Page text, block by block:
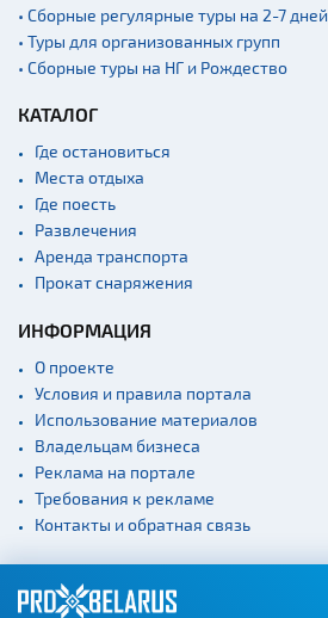
Речной транспорт и
причалы
• Сборные регулярные туры на 2-7 дней
• Туры для организованных групп
• Сборные туры на НГ и Рождество
КАТАЛОГ
Где остановиться
Места отдыха
Где поесть
Развлечения
Аренда транспорта
Прокат снаряжения
ИНФОРМАЦИЯ
О проекте
Условия и правила портала
Использование материалов
Владельцам бизнеса
Реклама на портале
Требования к рекламе
Контакты и обратная связь